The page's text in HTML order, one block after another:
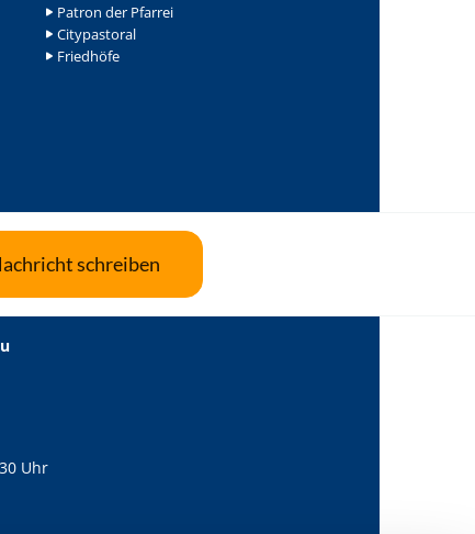
Patron der Pfarrei
Citypastoral
Friedhöfe
schreiben
Uhr